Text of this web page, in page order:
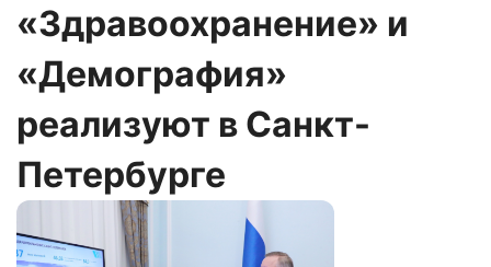
«Здравоохранение» и
«Демография»
реализуют в Санкт-
Петербурге